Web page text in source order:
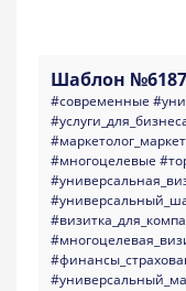
Шаблон
#современные
#многоцелевые